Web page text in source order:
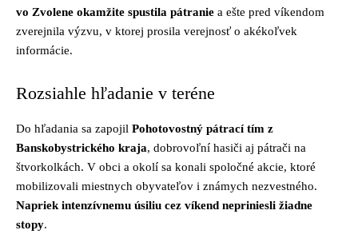
vo Zvolene okamžite spustila pátranie a ešte pred víkendom
zverejnila výzvu, v ktorej prosila verejnosť o akékoľvek
informácie.
Rozsiahle hľadanie v teréne
Do hľadania sa zapojil Pohotovostný pátrací tím z
Banskobystrického kraja, dobrovoľní hasiči aj pátrači na
štvorkolkách. V obci a okolí sa konali spoločné akcie, ktoré
mobilizovali miestnych obyvateľov i známych nezvestného.
Napriek intenzívnemu úsiliu cez víkend nepriniesli žiadne
stopy.